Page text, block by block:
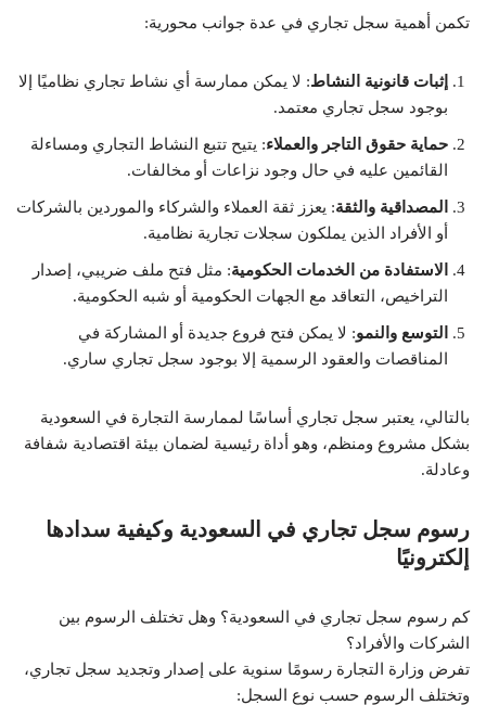
تكمن أهمية سجل تجاري في عدة جوانب محورية:
إثبات قانونية النشاط: لا يمكن ممارسة أي نشاط تجاري نظاميًا إلا
بوجود سجل تجاري معتمد.
حماية حقوق التاجر والعملاء: يتيح تتبع النشاط التجاري ومساءلة
القائمين عليه في حال وجود نزاعات أو مخالفات.
المصداقية والثقة: يعزز ثقة العملاء والشركاء والموردين بالشركات
أو الأفراد الذين يملكون سجلات تجارية نظامية.
الاستفادة من الخدمات الحكومية: مثل فتح ملف ضريبي، إصدار
التراخيص، التعاقد مع الجهات الحكومية أو شبه الحكومية.
التوسع والنمو: لا يمكن فتح فروع جديدة أو المشاركة في
المناقصات والعقود الرسمية إلا بوجود سجل تجاري ساري.
بالتالي، يعتبر سجل تجاري أساسًا لممارسة التجارة في السعودية
بشكل مشروع ومنظم، وهو أداة رئيسية لضمان بيئة اقتصادية شفافة
وعادلة.
رسوم سجل تجاري في السعودية وكيفية سدادها
إلكترونيًا
كم رسوم سجل تجاري في السعودية؟ وهل تختلف الرسوم بين
الشركات والأفراد؟
تفرض وزارة التجارة رسومًا سنوية على إصدار وتجديد سجل تجاري،
وتختلف الرسوم حسب نوع السجل: